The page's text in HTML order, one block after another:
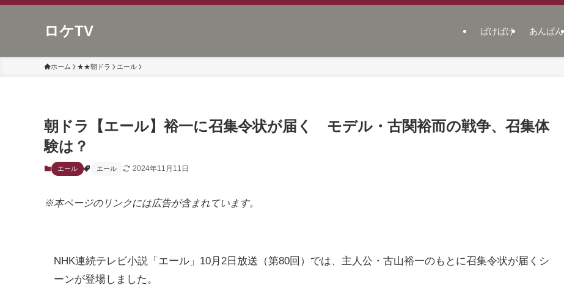
ロケTV ばけばけ あんぱん
ホーム ★★朝ドラ エール
朝ドラ【エール】裕一に召集令状が届く モデル・古関裕而の戦争、召集体
験は？
エール エール 2024年11月11日
※本ページのリンクには広告が含まれています。
NHK連続テレビ小説「エール」10月2日放送（第80回）では、主人公・古山裕一のもとに召集令状が届くシ
ーンが登場しました。